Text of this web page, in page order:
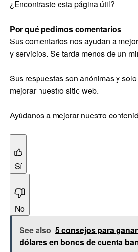
¿Encontraste esta página útil?
Por qué pedimos comentarios
Sus comentarios nos ayudan a
y servicios. Se tarda menos de un
Sus respuestas son anónimas y
mejorar nuestro sitio web.
Ayúdanos a mejorar nuestro
Sí
No
See also 5 consejos para
dólares en bonos de cuenta